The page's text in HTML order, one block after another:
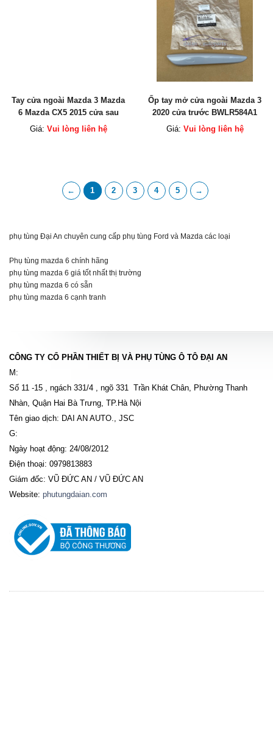
Tay cửa ngoài Mazda 3 Mazda
6 Mazda CX5 2015 cửa sau
KD535941XEE4 chính hãng
Giá: Vui lòng liên hệ
Ốp tay mở cửa ngoài Mazda 3
2020 cửa trước BWLR584A1
chính hãng
Giá: Vui lòng liên hệ
← 1 2 3 4 5 →
phụ tùng Đại An chuyên cung cấp phụ tùng Ford và Mazda các loại
Phụ tùng mazda 6 chính hãng
phụ tùng mazda 6 giá tốt nhất thị trường
phụ tùng mazda 6 có sẵn
phụ tùng mazda 6 cạnh tranh
CÔNG TY CỔ PHẦN THIẾT BỊ VÀ PHỤ TÙNG Ô TÔ ĐẠI AN
M:
Số 11 -15 , ngách 331/4 , ngõ 331 Trần Khát Chân, Phường Thanh
Nhàn, Quận Hai Bà Trưng, TP.Hà Nội
Tên giao dịch: DAI AN AUTO., JSC
G:
Ngày hoạt động: 24/08/2012
Điện thoại: 0979813883
Giám đốc: VŨ ĐỨC AN / VŨ ĐỨC AN
Website: phutungdaian.com